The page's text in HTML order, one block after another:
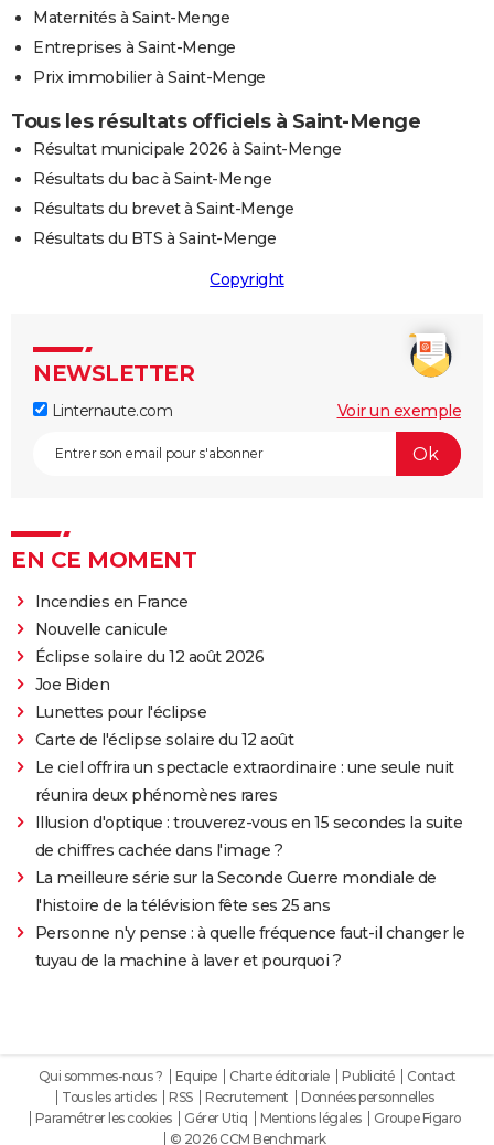
Maternités à Saint-Menge
Entreprises à Saint-Menge
Prix immobilier à Saint-Menge
Tous les résultats officiels à Saint-Menge
Résultat municipale 2026 à Saint-Menge
Résultats du bac à Saint-Menge
Résultats du brevet à Saint-Menge
Résultats du BTS à Saint-Menge
Copyright
NEWSLETTER
Linternaute.com Voir un exemple
EN CE MOMENT
Incendies en France
Nouvelle canicule
Éclipse solaire du 12 août 2026
Joe Biden
Lunettes pour l'éclipse
Carte de l'éclipse solaire du 12 août
Le ciel offrira un spectacle extraordinaire : une seule nuit
réunira deux phénomènes rares
Illusion d'optique : trouverez-vous en 15 secondes la suite
de chiffres cachée dans l'image ?
La meilleure série sur la Seconde Guerre mondiale de
l'histoire de la télévision fête ses 25 ans
Personne n'y pense : à quelle fréquence faut-il changer le
tuyau de la machine à laver et pourquoi ?
Qui sommes-nous ? Equipe Charte éditoriale Publicité
Contact
Tous les articles
RSS Recrutement
Données personnelles
Paramétrer les cookies
Gérer Utiq Mentions légales
Groupe Figaro
© 2026 CCM Benchmark